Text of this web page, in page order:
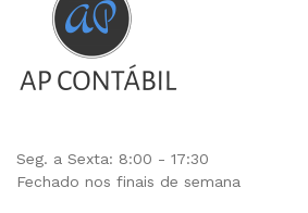
Seg. a Sexta: 8:00 - 17:30
Fechado nos finais de semana